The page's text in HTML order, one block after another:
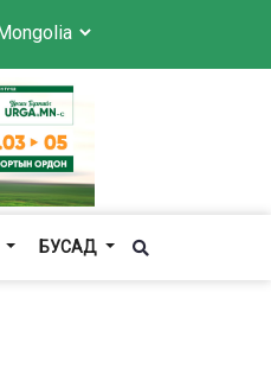
БУСАД